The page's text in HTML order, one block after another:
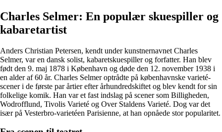
Charles Selmer: En populær skuespiller og
kabaretartist
Anders Christian Petersen, kendt under kunstnernavnet Charles
Selmer, var en dansk solist, kabaretskuespiller og forfatter. Han blev
født den 9. maj 1878 i København og døde den 12. november 1938 i
en alder af 60 år. Charles Selmer optrådte på københavnske varieté-
scener i de første par årtier efter århundredskiftet og blev kendt for sin
folkelige komik. Han var et fast indslag på scener som Billigheden,
Wodrofflund, Tivolis Varieté og Over Staldens Varieté. Dog var det
især på Vesterbro-varietéen Parisienne, at han opnåede stor popularitet.